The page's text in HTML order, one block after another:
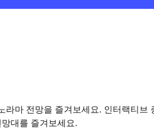
라마 전망을 즐겨보세요. 인터랙티브
대를 즐겨보세요.